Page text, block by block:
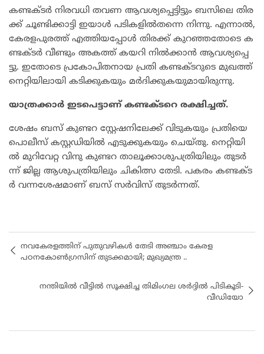
ക​ണ്ട​ക്ട​ർ നി​ര​വ​ധി ത​വ​ണ ആ​വ​ശ്യ​പ്പെ​ട്ടി​ട്ടും ബ​സി​ലെ തി​ര​
ക്ക് ചൂ​ണ്ടി​ക്കാ​ട്ടി ഇ​യാ​ൾ പ​ടി​ക​ളി​ൽ​ത​ന്നെ നി​ന്നു. എ​ന്നാ​ൽ,
കേ​ര​ള​പു​ര​ത്ത് എ​ത്തി​യ​പ്പോ​ൾ തി​ര​ക്ക് കു​റ​ഞ്ഞ​തോ​ടെ ക​
ണ്ട​ക്ട​ർ വീ​ണ്ടും അ​ക​ത്ത് ക​യ​റി നി​ൽ​ക്കാ​ൻ ആ​വ​ശ്യ​പ്പെ​
ട്ടു. ഇ​തോ​ടെ പ്ര​കോ​പി​ത​നാ​യ പ്ര​തി ക​ണ്ട​ക്ട​റു​ടെ മു​ഖ​ത്ത്
നെ​റ്റി​യി​ലാ​യി ക​ടി​ക്കു​ക​യും മ​ർ​ദി​ക്കു​ക​യു​മാ​യി​രു​ന്നു.
യാ​ത്ര​ക്കാ​ർ ഇ​ട​പെ​ട്ടാ​ണ് ക​ണ്ട​ക്ട​റെ ര​ക്ഷി​ച്ച​ത്.
ശേ​ഷം ബ​സ് കു​ണ്ട​റ സ്റ്റേ​ഷ​നി​ലേ​ക്ക് വി​ടു​ക​യും പ്ര​തി​യെ
പൊ​ലീ​സ് ക​സ്റ്റ​ഡി​യി​ൽ എ​ടു​ക്കു​ക​യും ചെ​യ്തു. നെ​റ്റി​യി​
ൽ മു​റി​വേ​റ്റ വി​നു കു​ണ്ട​റ താ​ലൂ​ക്കാ​ശു​പ​ത്രി​യി​ലും തു​ട​ർ​
ന്ന് ജി​ല്ല ആ​ശു​പ​ത്രി​യി​ലും ചി​കി​ത്സ തേ​ടി. പ​ക​രം ക​ണ്ട​ക്ട​
ർ വ​ന്ന​ശേ​ഷ​മാ​ണ് ബ​സ് സ​ർ​വി​സ് തു​ട​ർ​ന്ന​ത്.
നവകേരളത്തിന് പുതുവഴികൾ തേടി അഞ്ചാം കേരള
പഠനകോൺഗ്രസിന് തുടക്കമായി; മുഖ്യമന്ത്ര ..
നന്തിയിൽ വീട്ടിൽ സൂക്ഷിച്ച തിമിംഗല ശർദ്ദിൽ പിടികൂടി-
വീഡിയോ